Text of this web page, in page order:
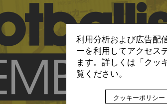
利用分析および広告配
ーを利用してアクセス
ます。詳しくは「クッ
覧ください。
クッキーポリシー